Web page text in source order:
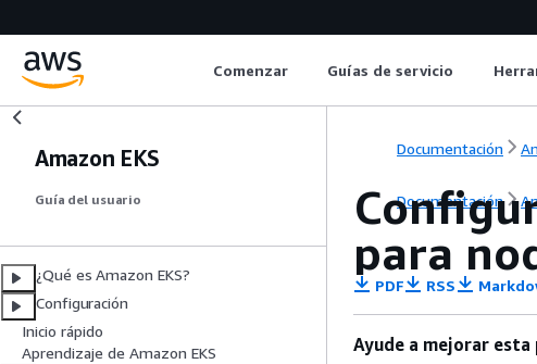
Comenzar Guías de servicio
Amazon EKS
Guía del usuario
¿Qué es Amazon EKS?
Configuración
Inicio rápido
Aprendizaje de Amazon EKS
Documentación
Documentación
para
PDF RSS
Ayude a mejorar esta